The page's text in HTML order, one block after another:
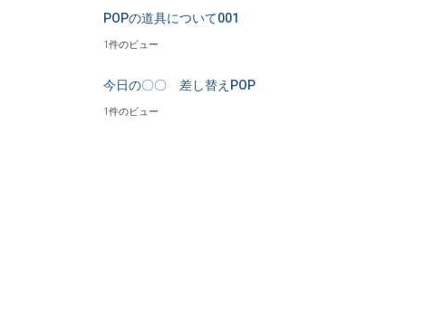
POPの道具について001
1件のビュー
今日の〇〇 差し替えPOP
1件のビュー